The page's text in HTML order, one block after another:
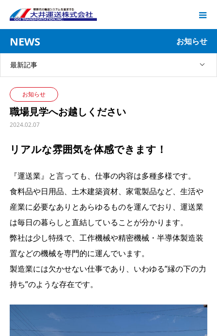
NEWS お知らせ
最新記事
お知らせ
職場見学へお越しください
2024.02.07
リアルな雰囲気を体感できます！
『運送業』と言っても、仕事の内容は多種多様です。
食料品や日用品、土木建築資材、家電製品など、生活や
産業に必要なありとあらゆるものを運んでおり、運送業
は毎日の暮らしと直結していることが分かります。
弊社は少し特殊で、工作機械や精密機械・半導体製造装
置などの機械を専門的に運んでいます。
製造業には欠かせない仕事であり、いわゆる”縁の下の力
持ち”のような存在です。